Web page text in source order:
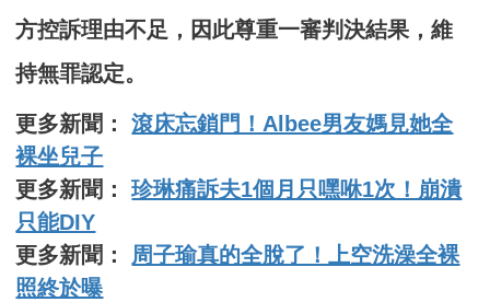
方控訴理由不足，因此尊重一審判決結果，維
持無罪認定。
更多新聞：滾床忘鎖門！Albee男友媽見她全
裸坐兒子
更多新聞：珍琳痛訴夫1個月只嘿咻1次！崩潰
只能DIY
更多新聞： 周子瑜真的全脫了！上空洗澡全裸
照終於曝